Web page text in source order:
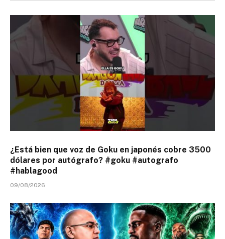
¿Está bien que voz de Goku en japonés cobre 3500
dólares por autógrafo? #goku #autografo
#hablagood
09/08/2026